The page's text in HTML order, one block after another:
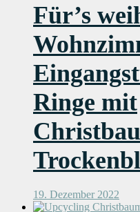
Für’s
Ringe mit
19. Dezember 2022